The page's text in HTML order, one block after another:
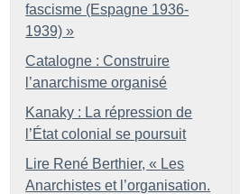
fascisme (Espagne 1936-
1939) »
Catalogne : Construire
l’anarchisme organisé
Kanaky : La répression de
l’État colonial se poursuit
Lire René Berthier, « Les
Anarchistes et l’organisation.